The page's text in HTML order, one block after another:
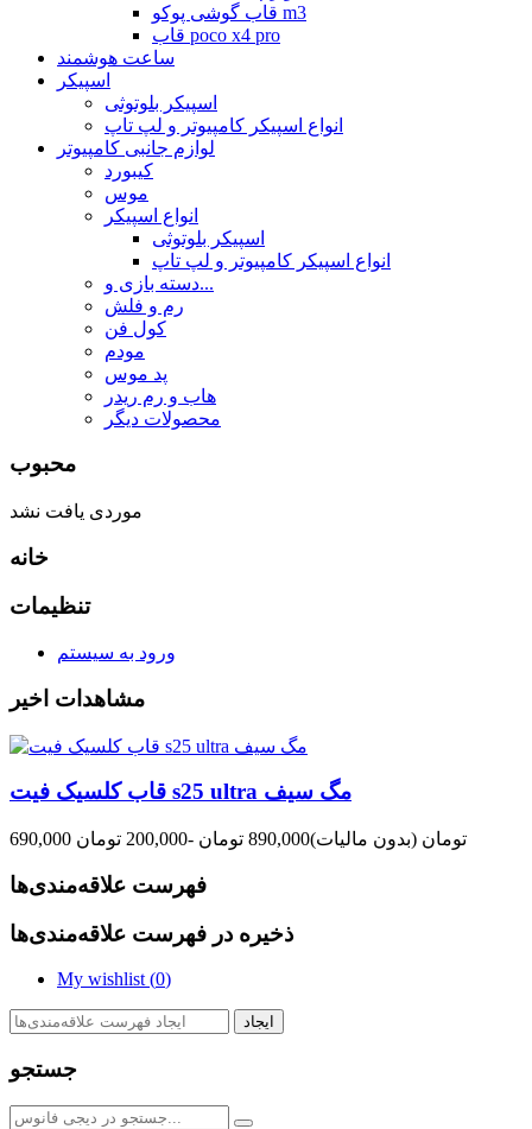
قاب گوشی پوکو m3
قاب poco x4 pro
ساعت هوشمند
اسپیکر
اسپیکر بلوتوثی
انواع اسپیکر کامپیوتر و لپ تاپ
لوازم جانبی کامپیوتر
کیبورد
موس
انواع اسپیکر
اسپیکر بلوتوثی
انواع اسپیکر کامپیوتر و لپ تاپ
دسته بازی و...
رم و فلش
کول فن
مودم
پد موس
هاب و رم ریدر
محصولات دیگر
محبوب
موردی یافت نشد
خانه
تنظیمات
ورود به سیستم
مشاهدات اخیر
قاب کلسیک فیت s25 ultra مگ سیف
690,000 تومان (بدون مالیات)890,000 تومان -200,000 تومان
فهرست علاقه‌مندی‌ها
ذخیره در فهرست علاقه‌مندی‌ها
My wishlist (0)
ایجاد
جستجو